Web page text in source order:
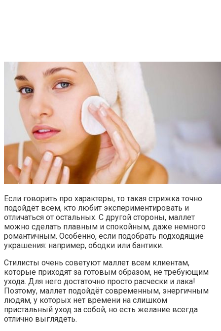
Если говорить про характеры, то такая стрижка точно
подойдёт всем, кто любит экспериментировать и
отличаться от остальных. С другой стороны, маллет
можно сделать плавным и спокойным, даже немного
романтичным. Особенно, если подобрать подходящие
украшения: например, ободки или бантики.
Стилисты очень советуют маллет всем клиентам,
которые приходят за готовым образом, не требующим
ухода. Для него достаточно просто расчески и лака!
Поэтому, маллет подойдёт современным, энергичным
людям, у которых нет времени на слишком
пристальный уход за собой, но есть желание всегда
отлично выглядеть.